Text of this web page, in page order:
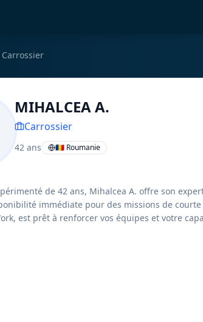
Carrossier
MIHALCEA A.
Carrossier
42 ans 🇷🇴 Roumanie
de 42 ans, Mihalcea A. offre son
immédiate pour des missions de
est prêt à renforcer vos équipes et votre